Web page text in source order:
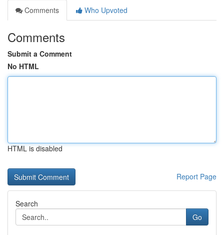
Comments
Who Upvoted
Comments
Submit a Comment
No HTML
HTML is disabled
Report Page
Search
Go